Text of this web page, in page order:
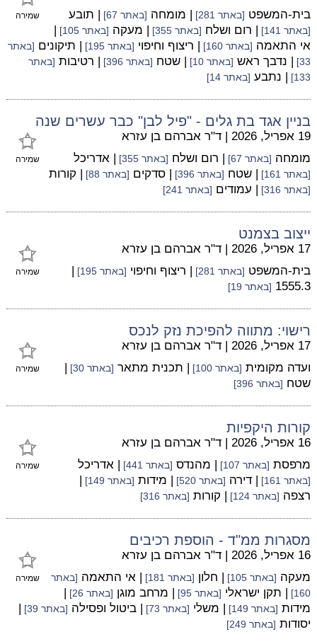
שמירה בית-המשפט [באתר 281] | מומחה [באתר 67] | תובע
[באתר 141] | רום ושלח [באתר 355] | מעקה [באתר 105]
|
אי התאמה [באתר 160] | ריצוף וחיפוי [באתר 195] | תיקונים [באתר
33]
| נדבך ראש [באתר 10] | שטח [באתר 396] | רטיבות [באתר
133]
| נתבע [באתר 14]
בניין אגד בת גלים - "פיל לבן" כבר עשרים שנה
שמירה
19 אפריל, 2026 | ד"ר אברהם בן עזרא
מומחה [באתר 67] | רום ושלח [באתר 355] | אדריכל
[באתר 161] | שטח [באתר 396] | סדקים [באתר 88] | קורות
[באתר 316] | עמודים [באתר 241]
ייצוב בצמנט
שמירה
17 אפריל, 2026 | ד"ר אברהם בן עזרא
בית-המשפט [באתר 281] | ריצוף וחיפוי [באתר 195]
|
1555.3 [באתר 19]
רישוי: מתווה להפיכת נזק לנכס
שמירה
17 אפריל, 2026 | ד"ר אברהם בן עזרא
ועדה מקומית [באתר 100] | תכנית מתאר [באתר 30]
|
שטח [באתר 396]
קורות היקפיות
שמירה
16 אפריל, 2026 | ד"ר אברהם בן עזרא
מרפסת [באתר 107] | מהנדס [באתר 441] | אדריכל
[באתר 161] | דירה [באתר 520] | מידות [באתר 149]
|
רצפה [באתר 124] | קורות [באתר 316]
מסגרות ממ"ד - הוספת רכיבים
שמירה
16 אפריל, 2026 | ד"ר אברהם בן עזרא
מעקה [באתר 105] | חלון [באתר 181] | אי התאמה [באתר
160]
| תקן ישראלי [באתר 95] | מרחב מוגן [באתר 26]
|
מידות [באתר 149] | משלי [באתר 73] | ביטול ופסילה [באתר 39]
|
יסודות [באתר 249]